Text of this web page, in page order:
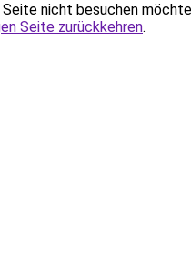
Seite nicht besuchen
Seite zurückkehren.